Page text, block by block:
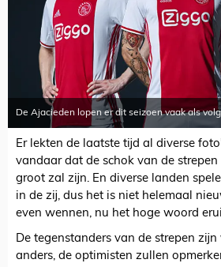
De Ajacieden lopen er dit seizoen vaak als
Er lekten de laatste tijd al diverse
vandaar dat de schok van de
groot zal zijn. En diverse landen
in de zij, dus het is niet helemaal
even wennen, nu het hoge woord
De tegenstanders van de strepen
anders, de optimisten zullen